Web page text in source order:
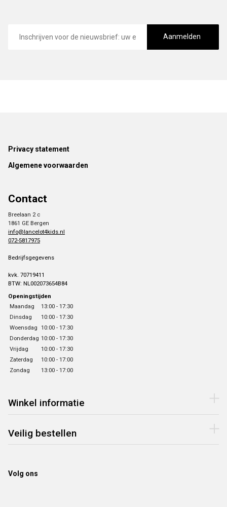
mailadres
Aanmelden
Footer
Privacy statement
Algemene voorwaarden
Contact
Breelaan 2 c
1861 GE Bergen
info@lancelot4kids.nl
072-5817975
Bedrijfsgegevens
kvk. 70719411
BTW: NL002073654B84
Openingstijden
Maandag
13:00 - 17:30
Dinsdag
10:00 - 17:30
Woensdag 10:00 - 17:30
Donderdag 10:00 - 17:30
Vrijdag
10:00 - 17:30
Zaterdag
10:00 - 17:00
Zondag
13:00 - 17:00
Winkel informatie
Veilig bestellen
Volg ons